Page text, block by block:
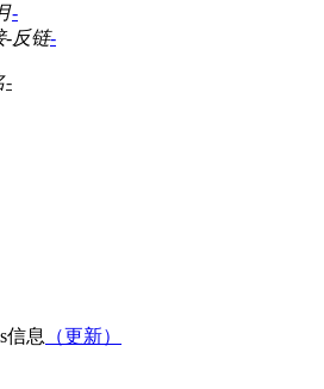
-
-反链-
-
信息 （更新）